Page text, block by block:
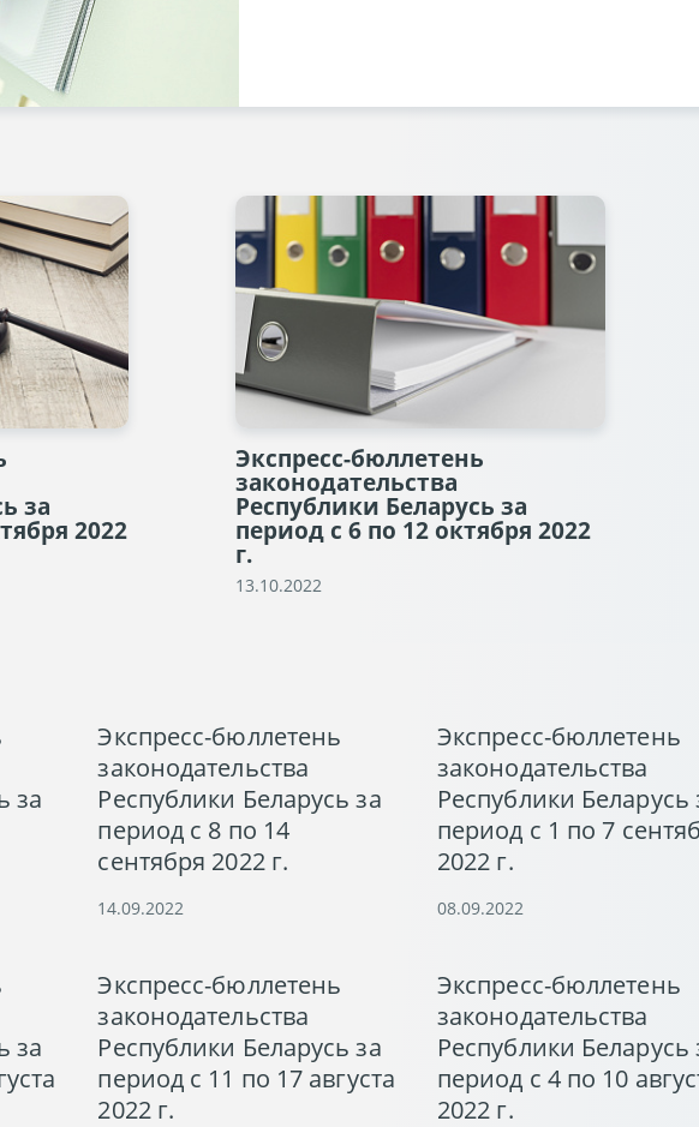
за
2022
Экспресс-бюллетень
законодательства
Республики Беларусь за
период с 6 по 12 октября 2022
г.
13.10.2022
за
Экспресс-бюллетень
законодательства
Республики Беларусь за
период с 8 по 14
сентября 2022 г.
14.09.2022
Экспресс-бюллетень
законодательства
Республики Беларусь
период с 1 по 7
2022 г.
08.09.2022
за
Экспресс-бюллетень
законодательства
Республики Беларусь за
период с 11 по 17 августа
2022 г.
Экспресс-бюллетень
законодательства
Республики Беларусь
период с 4 по 10
2022 г.